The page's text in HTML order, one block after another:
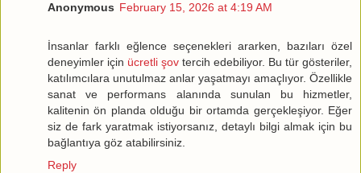
Anonymous February 15, 2026 at 4:19 AM
İnsanlar farklı eğlence seçenekleri ararken, bazıları özel
deneyimler için ücretli şov tercih edebiliyor. Bu tür gösteriler,
katılımcılara unutulmaz anlar yaşatmayı amaçlıyor. Özellikle
sanat ve performans alanında sunulan bu hizmetler,
kalitenin ön planda olduğu bir ortamda gerçekleşiyor. Eğer
siz de fark yaratmak istiyorsanız, detaylı bilgi almak için bu
bağlantıya göz atabilirsiniz.
Reply